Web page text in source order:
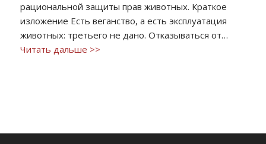
рациональной защиты прав животных. Краткое
изложение Есть веганство, а есть эксплуатация
животных: третьего не дано. Отказываться от…
Читать дальше >>